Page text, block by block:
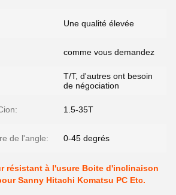
Une qualité élevée
comme vous demandez
T/T, d'autres ont besoin
de négociation
1.5-35T
de l'angle: 0-45 degrés
résistant à l'usure Boite d'inclinaison
Sanny Hitachi Komatsu PC Etc.